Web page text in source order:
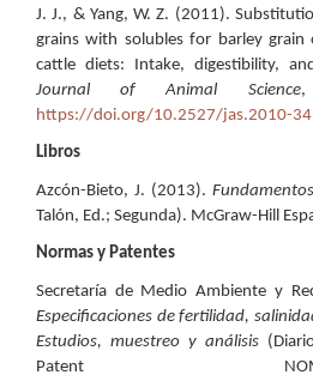
J. J., & Yang, W. Z. (2011).
grains with solubles for barley grain
cattle diets: Intake, digestibility,
Journal of Animal Science
https://doi.org/10.2527/jas.2010-
Libros
Azcón-Bieto, J. (2013).
Talón, Ed.; Segunda). McGraw-Hill
Normas y Patentes
Secretaría de Medio Ambiente y
Especificaciones de fertilidad,
Estudios, muestreo y análisis
Patent NOM-021-